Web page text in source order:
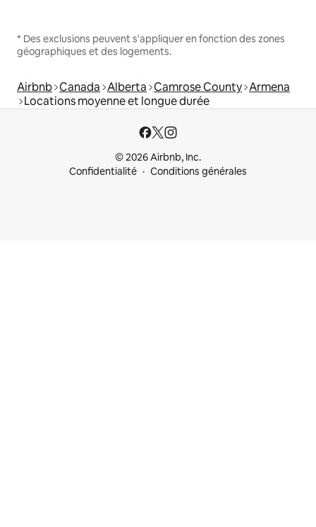
* Des exclusions peuvent s'appliquer en fonction des zones
géographiques et des logements.
Airbnb Canada Alberta Camrose County Armena
Locations moyenne et longue durée
© 2026 Airbnb, Inc.
Confidentialité
Conditions générales